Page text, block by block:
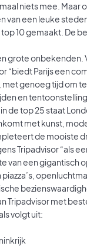
niets mee. Maar
van een leuke
10 gemaakt. De
grote onbekenden.
“biedt Parijs een
genoeg tijd om
en
de top 25 staat
met kunst,
de mooiste
Tripadvisor “als
van een gigantisch
Tripadvisor met
volgt uit: